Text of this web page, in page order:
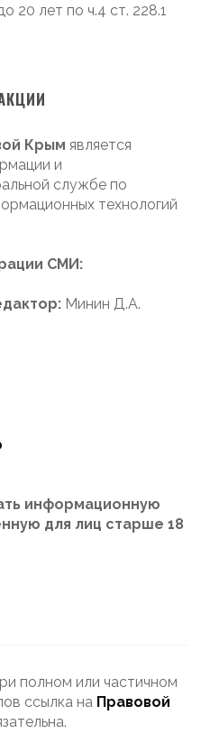
20 лет по ч.4 ст. 228.1
Крым является
и
службе по
технологий
СМИ:
Минин Д.А.
информационную
для лиц старше 18
полном или частичном
ссылка на Правовой